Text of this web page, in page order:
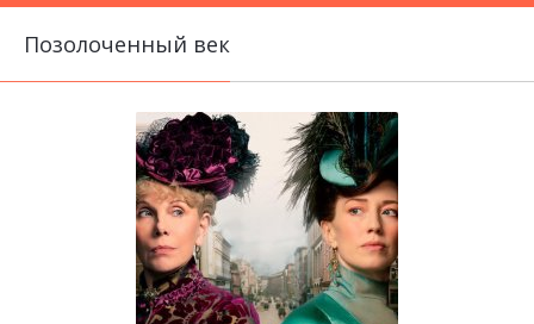
Позолоченный век